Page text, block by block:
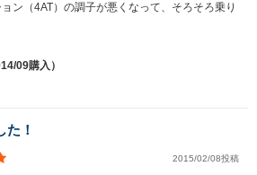
ン（4AT）の調子が悪くなって、そろそろ乗り
09購入）
た！
2015/02/08投稿